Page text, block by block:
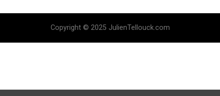
Copyright © 2025 JulienTellouck.com